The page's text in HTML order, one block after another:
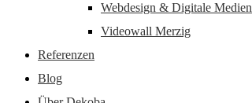
Webdesign & Digitale Medien
Videowall Merzig
Referenzen
Blog